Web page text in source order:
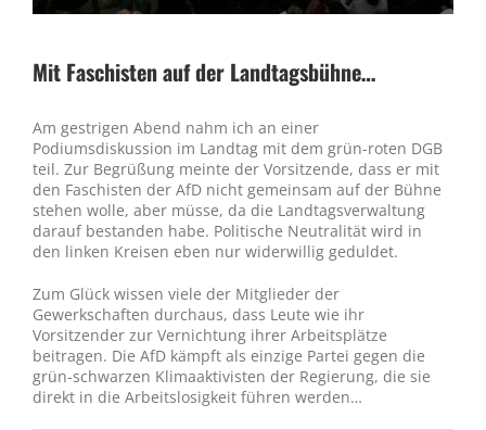
Mit Faschisten auf der Landtagsbühne…
Am gestrigen Abend nahm ich an einer
Podiumsdiskussion im Landtag mit dem grün-roten DGB
teil. Zur Begrüßung meinte der Vorsitzende, dass er mit
den Faschisten der AfD nicht gemeinsam auf der Bühne
stehen wolle, aber müsse, da die Landtagsverwaltung
darauf bestanden habe. Politische Neutralität wird in
den linken Kreisen eben nur widerwillig geduldet.
Zum Glück wissen viele der Mitglieder der
Gewerkschaften durchaus, dass Leute wie ihr
Vorsitzender zur Vernichtung ihrer Arbeitsplätze
beitragen. Die AfD kämpft als einzige Partei gegen die
grün-schwarzen Klimaaktivisten der Regierung, die sie
direkt in die Arbeitslosigkeit führen werden…